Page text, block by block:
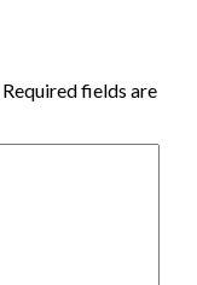
Required fields are